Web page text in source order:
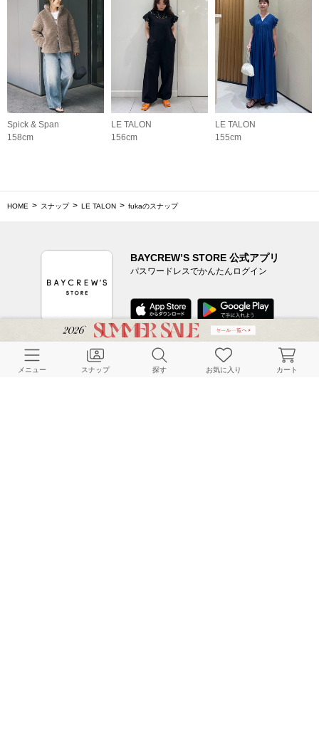
Spick & Span
158cm
LE TALON
156cm
LE TALON
155cm
HOME スナップ LE TALON fukaのスナップ
BAYCREW’S STORE 公式アプリ
パスワードレスでかんたんログイン
CUSTOMER SERVICE
メニュー スナップ 探す お気に入り カート